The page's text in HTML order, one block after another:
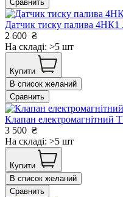
Сравнить
Датчик тиску палива
2 600 ₴
На складі: >5 шт
Купити
В список желаний
Сравнить
Клапан
3 500 ₴
На складі: >5 шт
Купити
В список желаний
Сравнить